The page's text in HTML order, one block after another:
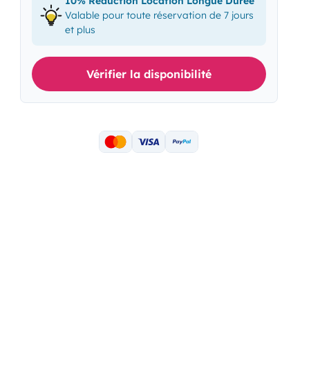
Valable pour toute réservation de 7 jours
et plus
Vérifier la disponibilité